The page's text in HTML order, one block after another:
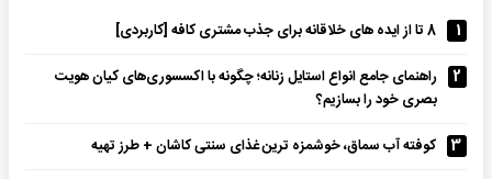
1
8 تا از ایده های خلاقانه برای جذب مشتری کافه [کاربردی]
2
راهنمای جامع انواع استایل زنانه؛ چگونه با اکسسوری‌های کیان هویت
بصری خود را بسازیم؟
3
کوفته آب سماق، خوشمزه ترین غذای سنتی کاشان + طرز تهیه